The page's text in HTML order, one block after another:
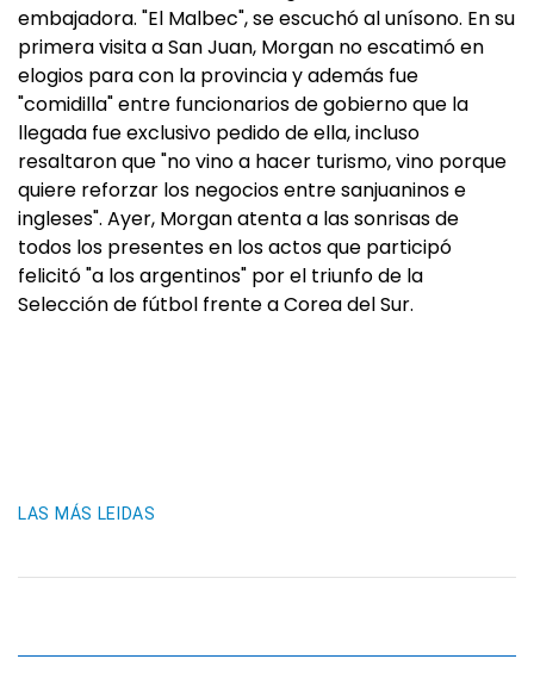
embajadora. "El Malbec", se escuchó al unísono. En su
primera visita a San Juan, Morgan no escatimó en
elogios para con la provincia y además fue
"comidilla" entre funcionarios de gobierno que la
llegada fue exclusivo pedido de ella, incluso
resaltaron que "no vino a hacer turismo, vino porque
quiere reforzar los negocios entre sanjuaninos e
ingleses". Ayer, Morgan atenta a las sonrisas de
todos los presentes en los actos que participó
felicitó "a los argentinos" por el triunfo de la
Selección de fútbol frente a Corea del Sur.
LAS MÁS LEIDAS